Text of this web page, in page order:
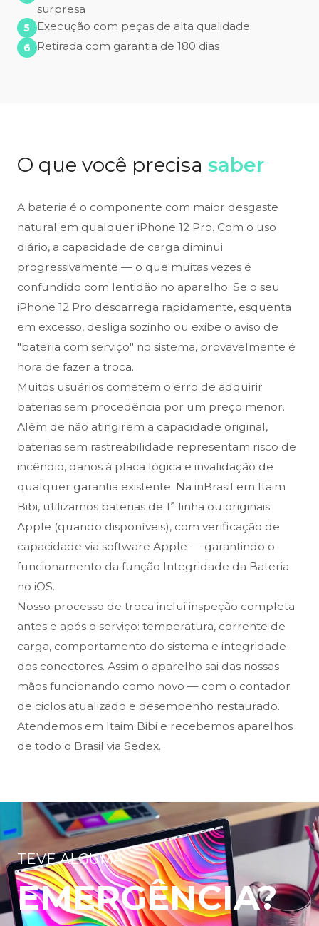
surpresa
Execução com peças de alta qualidade
Retirada com garantia de 180 dias
O que você precisa saber
A bateria é o componente com maior desgaste
natural em qualquer iPhone 12 Pro. Com o uso
diário, a capacidade de carga diminui
progressivamente — o que muitas vezes é
confundido com lentidão no aparelho. Se o seu
iPhone 12 Pro descarrega rapidamente, esquenta
em excesso, desliga sozinho ou exibe o aviso de
"bateria com serviço" no sistema, provavelmente é
hora de fazer a troca.
Muitos usuários cometem o erro de adquirir
baterias sem procedência por um preço menor.
Além de não atingirem a capacidade original,
baterias sem rastreabilidade representam risco de
incêndio, danos à placa lógica e invalidação de
qualquer garantia existente. Na inBrasil em Itaim
Bibi, utilizamos baterias de 1ª linha ou originais
Apple (quando disponíveis), com verificação de
capacidade via software Apple — garantindo o
funcionamento da função Integridade da Bateria
no iOS.
Nosso processo de troca inclui inspeção completa
antes e após o serviço: temperatura, corrente de
carga, comportamento do sistema e integridade
dos conectores. Assim o aparelho sai das nossas
mãos funcionando como novo — com o contador
de ciclos atualizado e desempenho restaurado.
Atendemos em Itaim Bibi e recebemos aparelhos
de todo o Brasil via Sedex.
TEVE ALGUMA
EMERGÊNCIA?